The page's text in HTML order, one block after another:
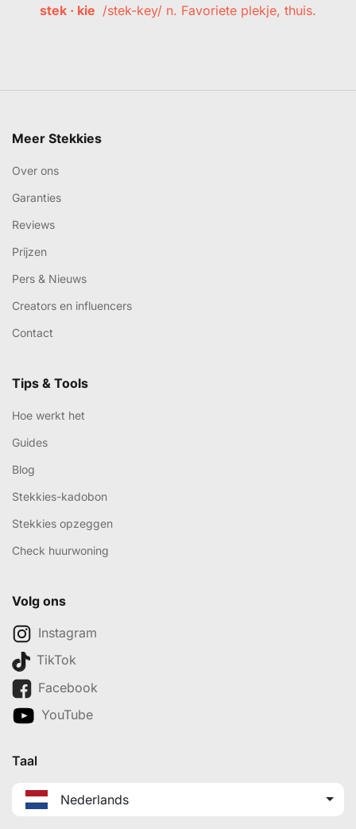
stek · kie /stek-key/ n. Favoriete plekje, thuis.
Meer Stekkies
Over ons
Garanties
Reviews
Prijzen
Pers & Nieuws
Creators en influencers
Contact
Tips & Tools
Hoe werkt het
Guides
Blog
Stekkies-kadobon
Stekkies opzeggen
Check huurwoning
Volg ons
Instagram
TikTok
Facebook
YouTube
Taal
Nederlands